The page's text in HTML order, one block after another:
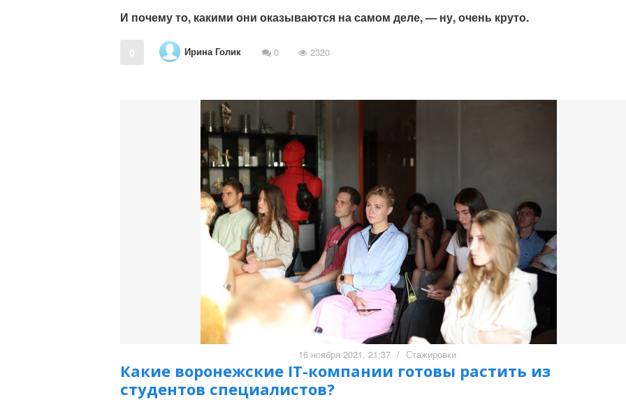
И почему то, какими они оказываются на самом деле, — ну, очень круто.
0 Ирина Голик 0 2320
16 ноября 2021, 21:37 / Стажировки
Какие воронежские IT-компании готовы растить из
студентов специалистов?